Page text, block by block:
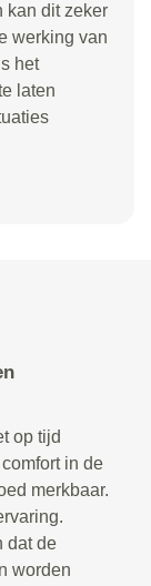
kan dit zeker
werking van
het
laten
op tijd
in de
merkbaar.
dat de
worden